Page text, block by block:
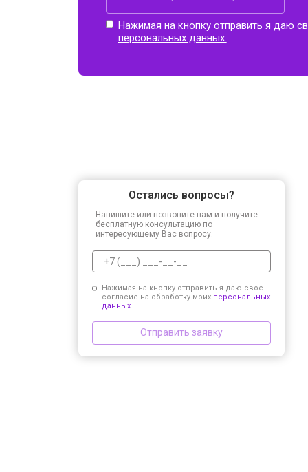
Нажимая на кнопку отправить я даю
персональных данных.
Остались вопросы?
Напишите или позвоните нам и получите
бесплатную консультацию по
интересующему Вас вопросу.
Нажимая на кнопку отправить я даю свое
согласие на обработку моих персональных
данных.
Отправить заявку